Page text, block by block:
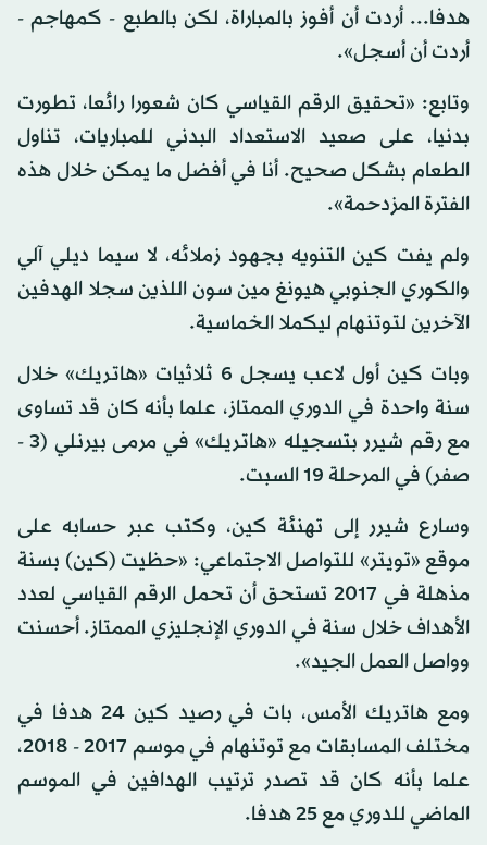
هدفا... أردت أن أفوز بالمباراة، لكن بالطبع - كمهاجم -
أردت أن أسجل».
وتابع: «تحقيق الرقم القياسي كان شعورا رائعا، تطورت
بدنيا، على صعيد الاستعداد البدني للمباريات، تناول
الطعام بشكل صحيح. أنا في أفضل ما يمكن خلال هذه
الفترة المزدحمة».
ولم يفت كين التنويه بجهود زملائه، لا سيما ديلي آلي
والكوري الجنوبي هيونغ مين سون اللذين سجلا الهدفين
الآخرين لتوتنهام ليكملا الخماسية.
وبات كين أول لاعب يسجل 6 ثلاثيات «هاتريك» خلال
سنة واحدة في الدوري الممتاز، علما بأنه كان قد تساوى
مع رقم شيرر بتسجيله «هاتريك» في مرمى بيرنلي (3 -
صفر) في المرحلة 19 السبت.
وسارع شيرر إلى تهنئة كين، وكتب عبر حسابه على
موقع «تويتر» للتواصل الاجتماعي: «حظيت (كين) بسنة
مذهلة في 2017 تستحق أن تحمل الرقم القياسي لعدد
الأهداف خلال سنة في الدوري الإنجليزي الممتاز. أحسنت
وواصل العمل الجيد».
ومع هاتريك الأمس، بات في رصيد كين 24 هدفا في
مختلف المسابقات مع توتنهام في موسم 2017 - 2018،
علما بأنه كان قد تصدر ترتيب الهدافين في الموسم
الماضي للدوري مع 25 هدفا.